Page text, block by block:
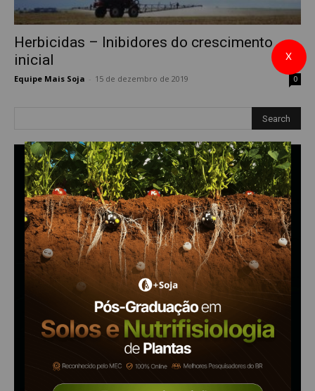
Herbicidas – Inibidores do crescimento
inicial
Equipe Mais Soja 15 de dezembro de 2019 0
X